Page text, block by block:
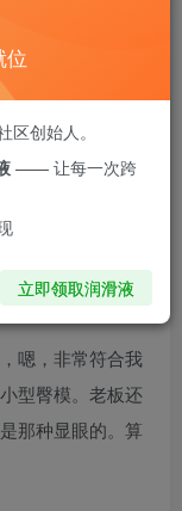
下自己，首先隐
竟想到时候带到
是硬道理。看了
蔽的杯子有点看
虽然隐蔽但是一
嗯，非常符合我
型臀模。老板还
那种显眼的。算
位
创始人。
—— 让每一次跨
立即领取润滑液